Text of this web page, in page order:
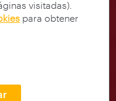
visitadas).
para obtener